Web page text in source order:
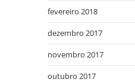
fevereiro 2018
dezembro 2017
novembro 2017
outubro 2017